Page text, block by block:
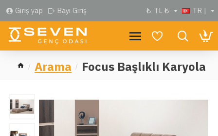
Giriş yap Bayi Giriş ₺ TL ₺ TR |
Arama Focus Başlıklı Karyola